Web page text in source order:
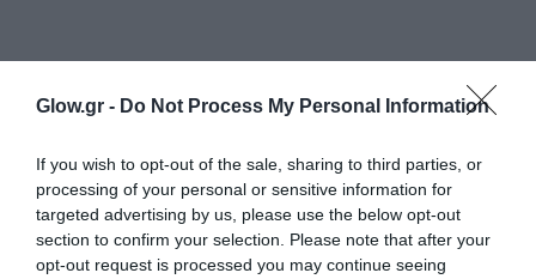
Glow.gr - Do Not Process My Personal Information
If you wish to opt-out of the sale, sharing to third parties, or
processing of your personal or sensitive information for
targeted advertising by us, please use the below opt-out
section to confirm your selection. Please note that after your
opt-out request is processed you may continue seeing